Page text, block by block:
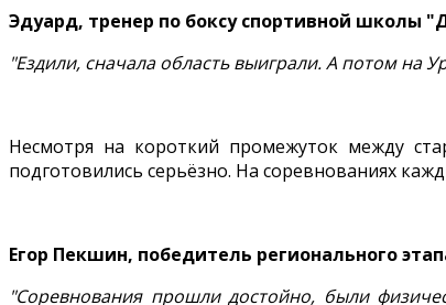
Эдуард, тренер по боксу спортивной школы
"Ездили, сначала область выиграли. А потом на
Несмотря на короткий промежуток между
подготовились серьёзно. На соревнованиях
Егор Пекшин, победитель регионального
"Соревнования прошли достойно, были